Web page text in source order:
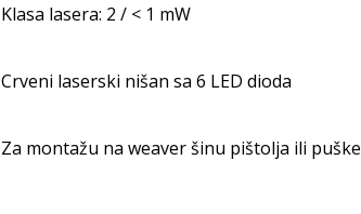
Klasa lasera: 2 / < 1 mW
Crveni laserski nišan sa 6 LED dioda
Za montažu na weaver šinu pištolja ili puške